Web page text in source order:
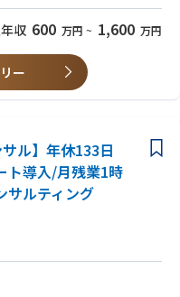
推進、販売活動を一貫して担
収 600 万円 ~ 1,600 万円
ー
ル】年休133日
ト導入/月残業1時
サルティング